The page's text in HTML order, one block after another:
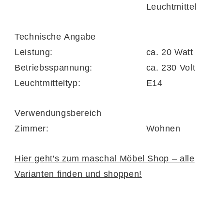
Leuchtmittel
Technische Angabe
Leistung:
ca. 20 Watt
Betriebsspannung:
ca. 230 Volt
Leuchtmitteltyp:
E14
Verwendungsbereich
Zimmer:
Wohnen
Hier geht's zum maschal Möbel Shop – alle
Varianten finden und shoppen!